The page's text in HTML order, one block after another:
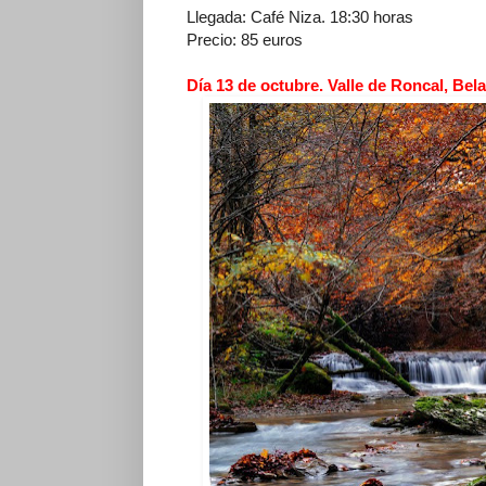
Llegada: Café Niza. 18:30 horas
Precio: 85 euros
Día 13 de octubre. Valle de Roncal,